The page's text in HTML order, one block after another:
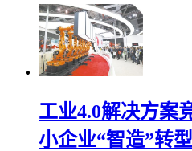
工业4.0解决方案
小企业“智造”转型